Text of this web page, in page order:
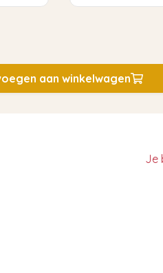
aan winkelwagen
Je